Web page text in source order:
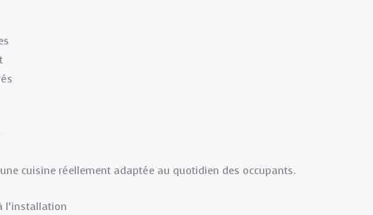
cuisine réellement adaptée au quotidien des occupants.
l’installation